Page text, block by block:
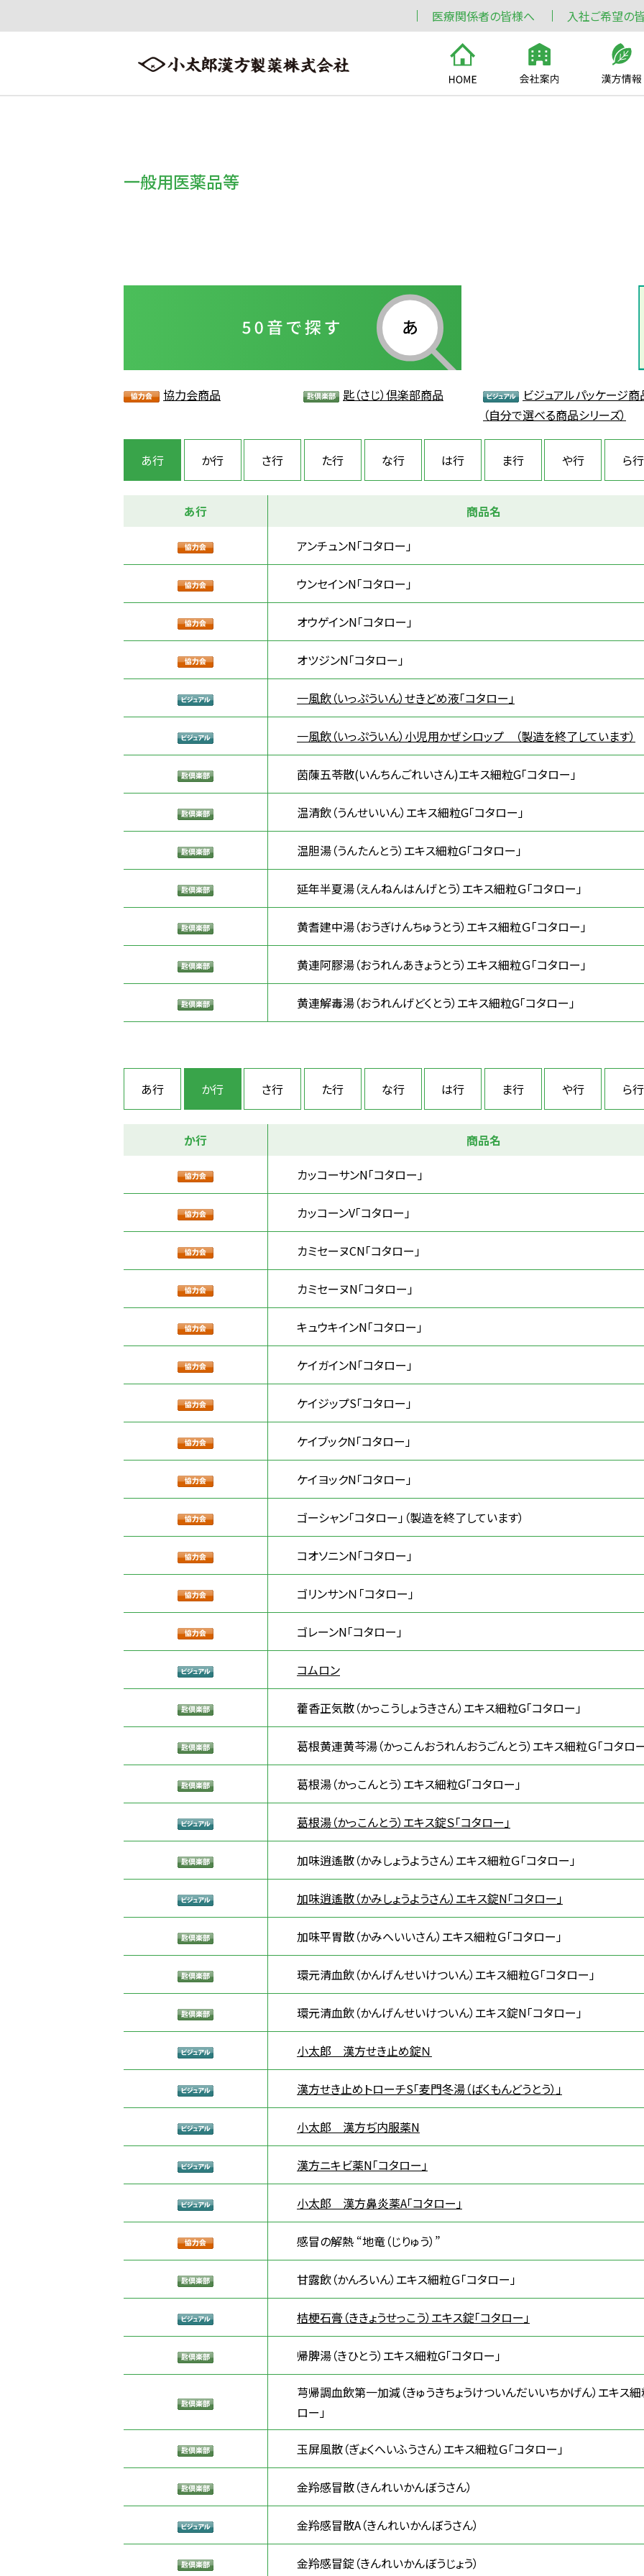
医療関係者の皆様へ 入社ご希望の
一般用医薬品等
協力会商品 匙（さじ）倶楽部商品
ビジュアルパッケージ商
（自分で選べる商品シリーズ）
あ行 か行 さ行 た行 な行 は行 ま行 や行 ら行
あ行
商品名
アンチュンN「コタロー」
ウンセインN「コタロー」
オウゲインN「コタロー」
オツジンN「コタロー」
一風飲（いっぷういん）せきどめ液「コタロー」
一風飲（いっぷういん）小児用かぜシロップ （製造を終了しています）
茵蔯五苓散(いんちんごれいさん)エキス細粒G「コタロー」
温清飲（うんせいいん）エキス細粒G「コタロー」
温胆湯（うんたんとう）エキス細粒G「コタロー」
延年半夏湯（えんねんはんげとう）エキス細粒Ｇ「コタロー」
黄耆建中湯（おうぎけんちゅうとう）エキス細粒Ｇ「コタロー」
黄連阿膠湯（おうれんあきょうとう）エキス細粒Ｇ「コタロー」
黄連解毒湯（おうれんげどくとう）エキス細粒G「コタロー」
あ行 か行 さ行 た行 な行 は行 ま行 や行 ら行
か行
商品名
カッコーサンN「コタロー」
カッコーンV「コタロー」
カミセーヌCN「コタロー」
カミセーヌN「コタロー」
キュウキインN「コタロー」
ケイガインN「コタロー」
ケイジップS「コタロー」
ケイブックN「コタロー」
ケイヨックN「コタロー」
ゴーシャン「コタロー」（製造を終了しています）
コオソニンN「コタロー」
ゴリンサンＮ「コタロー」
ゴレーンN「コタロー」
コムロン
藿香正気散（かっこうしょうきさん）エキス細粒G「コタロー」
葛根黄連黄芩湯（かっこんおうれんおうごんとう）エキス細粒Ｇ「コタロ
葛根湯（かっこんとう）エキス細粒G「コタロー」
葛根湯（かっこんとう）エキス錠Ｓ「コタロー」
加味逍遙散（かみしょうようさん）エキス細粒Ｇ「コタロー」
加味逍遙散（かみしょうようさん）エキス錠N「コタロー」
加味平胃散（かみへいいさん）エキス細粒Ｇ「コタロー」
環元清血飲（かんげんせいけついん）エキス細粒Ｇ「コタロー」
環元清血飲（かんげんせいけついん）エキス錠N「コタロー」
小太郎 漢方せき止め錠Ｎ
漢方せき止めトローチS「麦門冬湯（ばくもんどうとう）」
小太郎 漢方ぢ内服薬N
漢方ニキビ薬N「コタロー」
小太郎 漢方鼻炎薬A「コタロー」
感冒の解熱 “地竜（じりゅう）”
甘露飲（かんろいん）エキス細粒Ｇ「コタロー」
桔梗石膏（ききょうせっこう）エキス錠「コタロー」
帰脾湯（きひとう）エキス細粒G「コタロー」
芎帰調血飲第一加減（きゅうきちょうけついんだいいちかげん）エキス細
ロー」
玉屏風散（ぎょくへいふうさん）エキス細粒Ｇ「コタロー」
金羚感冒散（きんれいかんぼうさん）
金羚感冒散A（きんれいかんぼうさん）
金羚感冒錠（きんれいかんぼうじょう）